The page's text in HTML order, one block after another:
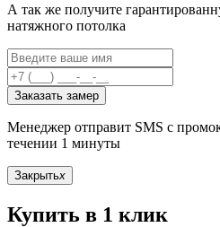
А так же получите
натяжного потолка
Заказать замер
Менеджер отправит SMS с
течении 1 минуты
Закрытьx
Купить в 1 клик